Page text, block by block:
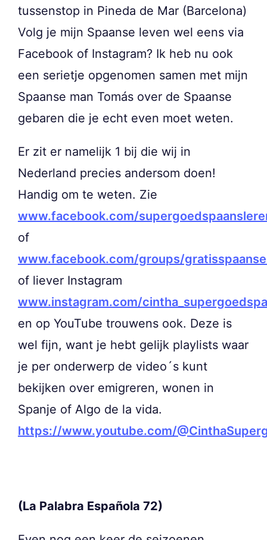
tussenstop in Pineda de Mar (Barcelona)
Volg je mijn Spaanse leven wel eens via
Facebook of Instagram? Ik heb nu ook
een serietje opgenomen samen met mijn
Spaanse man Tomás over de Spaanse
gebaren die je echt even moet weten.
Er zit er namelijk 1 bij die wij in
Nederland precies andersom doen!
Handig om te weten. Zie
www.facebook.com/
of
www.facebook.com/groups/
of liever Instagram
www.instagram.com/
en op YouTube trouwens ook. Deze is
wel fijn, want je hebt gelijk playlists waar
je per onderwerp de video´s kunt
bekijken over emigreren, wonen in
Spanje of Algo de la vida.
https://www.youtube.com/
(La Palabra Española 72)